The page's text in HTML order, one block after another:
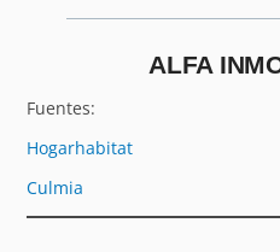
ALFA
Fuentes:
Hogarhabitat
Culmia